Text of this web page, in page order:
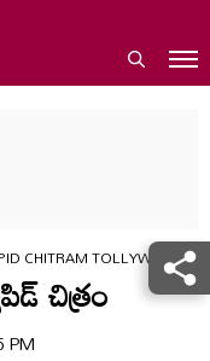
CHITRAM TOLLYWOOD
చిత్రం
PM